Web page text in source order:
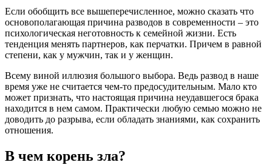
Если обобщить все вышеперечисленное, можно сказать что
основополагающая причина разводов в современности – это
психологическая неготовность к семейной жизни. Есть
тенденция менять партнеров, как перчатки. Причем в равной
степени, как у мужчин, так и у женщин.
Всему виной иллюзия большого выбора. Ведь развод в наше
время уже не считается чем-то предосудительным. Мало кто
может признать, что настоящая причина неудавшегося брака
находится в нем самом. Практически любую семью можно не
доводить до разрыва, если обладать знаниями, как сохранить
отношения.
В чем корень зла?